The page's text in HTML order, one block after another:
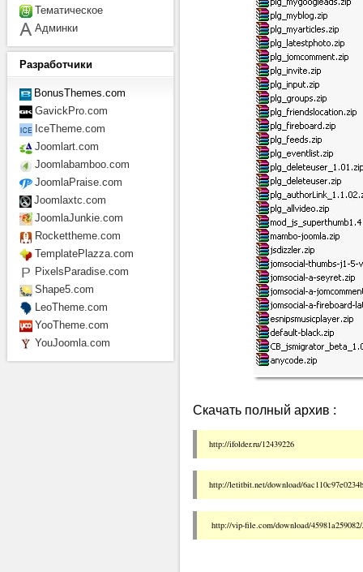
Скачать полный архив :
http://ifolder.ru/12439226
http://letitbit.net/download/
http://vip-file.com/download/
Тематическое
Админки
Разработчики
BonusThemes.com
GavickPro.com
IceTheme.com
Joomlart.com
Joomlabamboo.com
JoomlaPraise.com
Joomlaxtc.com
JoomlaJunkie.com
Rockettheme.com
TemplatePlazza.com
PixelsParadise.com
Shape5.com
LeoTheme.com
YooTheme.com
YouJoomla.com